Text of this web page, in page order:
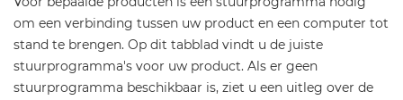
om een verbinding tussen uw product en een computer tot
stand te brengen. Op dit tabblad vindt u de juiste
stuurprogramma's voor uw product. Als er geen
stuurprogramma beschikbaar is, ziet u een uitleg over de